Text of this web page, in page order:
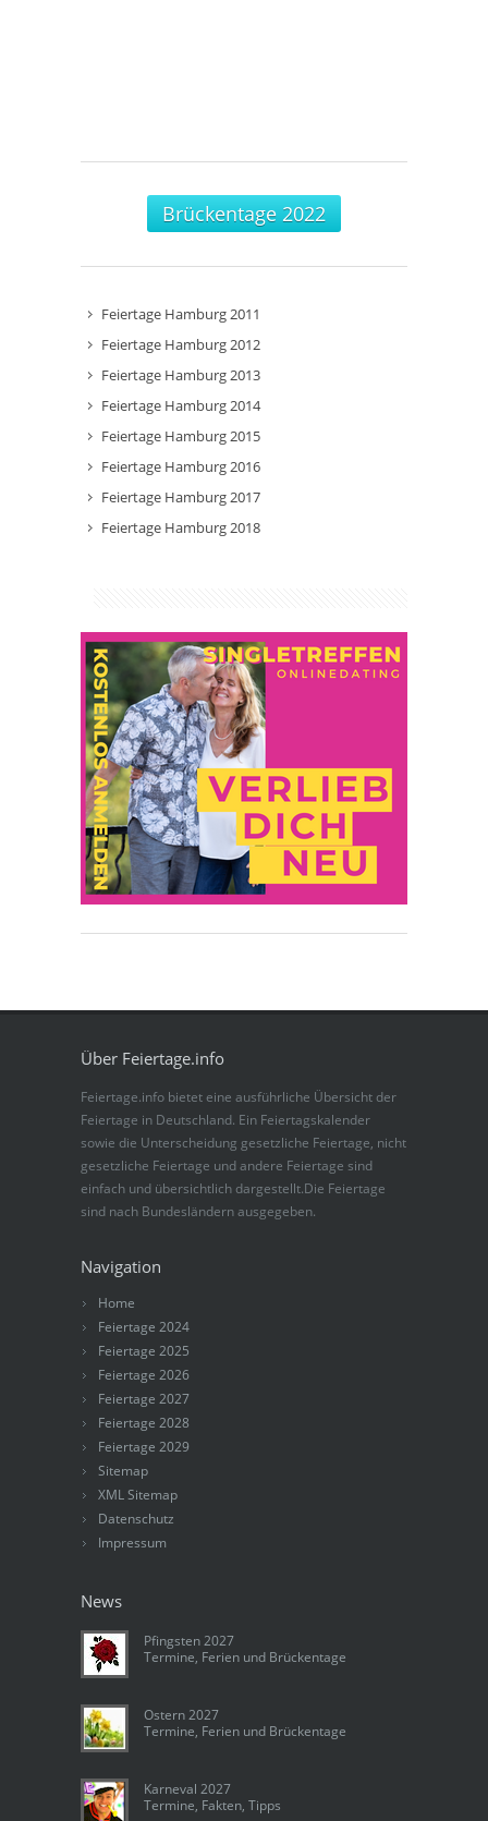
Brückentage 2022
Feiertage Hamburg 2011
Feiertage Hamburg 2012
Feiertage Hamburg 2013
Feiertage Hamburg 2014
Feiertage Hamburg 2015
Feiertage Hamburg 2016
Feiertage Hamburg 2017
Feiertage Hamburg 2018
Über Feiertage.info
Feiertage.info bietet eine ausführliche Übersicht der
Feiertage in Deutschland. Ein Feiertagskalender
sowie die Unterscheidung gesetzliche Feiertage, nicht
gesetzliche Feiertage und andere Feiertage sind
einfach und übersichtlich dargestellt.Die Feiertage
sind nach Bundesländern ausgegeben.
Navigation
Home
Feiertage 2024
Feiertage 2025
Feiertage 2026
Feiertage 2027
Feiertage 2028
Feiertage 2029
Sitemap
XML Sitemap
Datenschutz
Impressum
News
Pfingsten 2027
Termine, Ferien und Brückentage
Ostern 2027
Termine, Ferien und Brückentage
Karneval 2027
Termine, Fakten, Tipps